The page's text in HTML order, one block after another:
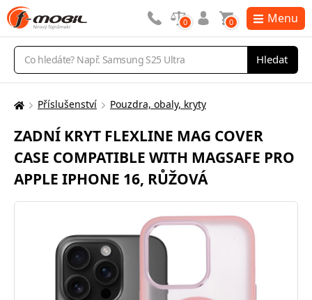
Vyhledávání
Hledat
0 0 Menu
Zde
nacházíte:
Příslušenství Pouzdra, obaly, kryty
ZADNÍ KRYT FLEXLINE MAG COVER
CASE COMPATIBLE WITH MAGSAFE PRO
APPLE IPHONE 16, RŮŽOVÁ